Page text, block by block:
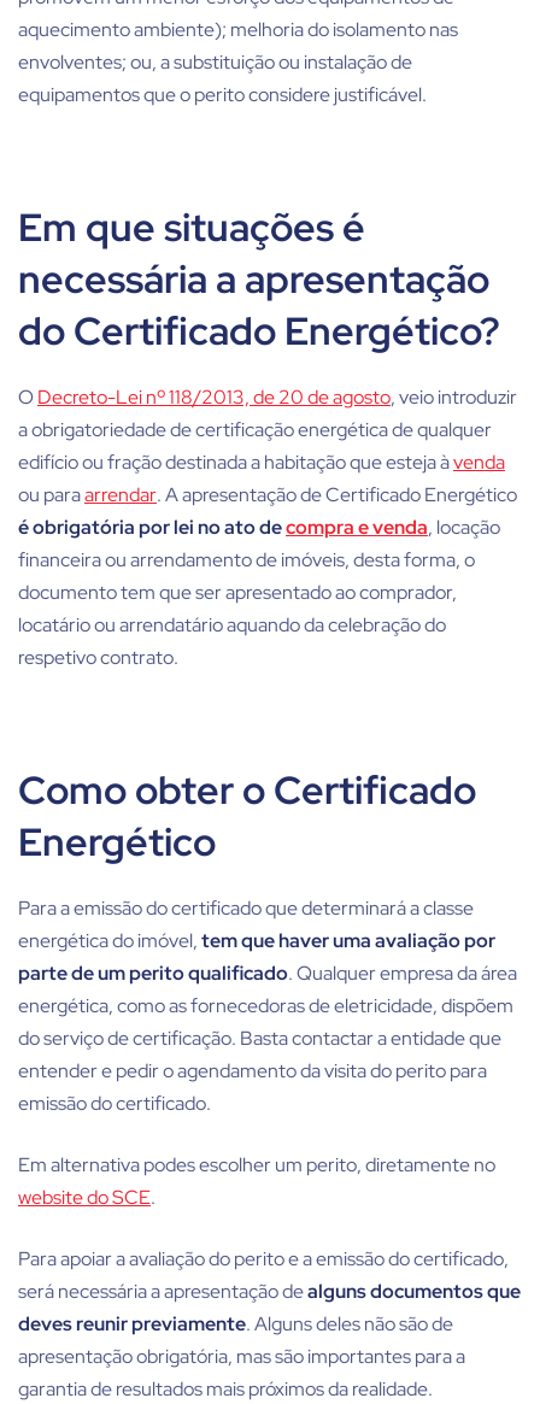
aquecimento ambiente); melhoria do isolamento nas
envolventes; ou, a substituição ou instalação de
equipamentos que o perito considere justificável.
Em que situações é
necessária a apresentação
do Certificado Energético?
ODecreto-Lei nº 118/2013, de 20 de agosto, veio introduzir
a obrigatoriedade de certificação energética de qualquer
edifício ou fração destinada a habitação que esteja àvenda
ou paraarrendar. A apresentação de Certificado Energético
é obrigatória por lei no ato decompra e venda, locação
financeira ou arrendamento de imóveis, desta forma, o
documento tem que ser apresentado ao comprador,
locatário ou arrendatário aquando da celebração do
respetivo contrato.
Como obter o Certificado
Energético
Para a emissão do certificado que determinará a classe
energética do imóvel,tem que haver uma avaliação por
parte de um perito qualificado. Qualquer empresa da área
energética, como as fornecedoras de eletricidade, dispõem
do serviço de certificação. Basta contactar a entidade que
entender e pedir o agendamento da visita do perito para
emissão do certificado.
Em alternativa podes escolher um perito, diretamente no
website do SCE.
Para apoiar a avaliação do perito e a emissão do certificado,
será necessária a apresentação dealguns documentos que
deves reunir previamente. Alguns deles não são de
apresentação obrigatória, mas são importantes para a
garantia de resultados mais próximos da realidade.